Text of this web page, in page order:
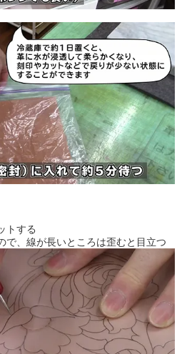
トする
で、線が長いところは歪むと目立つ